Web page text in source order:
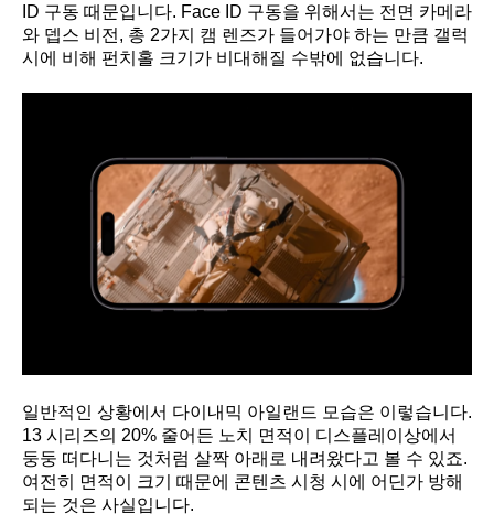
ID 구동 때문입니다. Face ID 구동을 위해서는 전면 카메라
와 뎁스 비전, 총 2가지 캠 렌즈가 들어가야 하는 만큼 갤럭
시에 비해 펀치홀 크기가 비대해질 수밖에 없습니다.
일반적인 상황에서 다이내믹 아일랜드 모습은 이렇습니다.
13 시리즈의 20% 줄어든 노치 면적이 디스플레이상에서
둥둥 떠다니는 것처럼 살짝 아래로 내려왔다고 볼 수 있죠.
여전히 면적이 크기 때문에 콘텐츠 시청 시에 어딘가 방해
되는 것은 사실입니다.